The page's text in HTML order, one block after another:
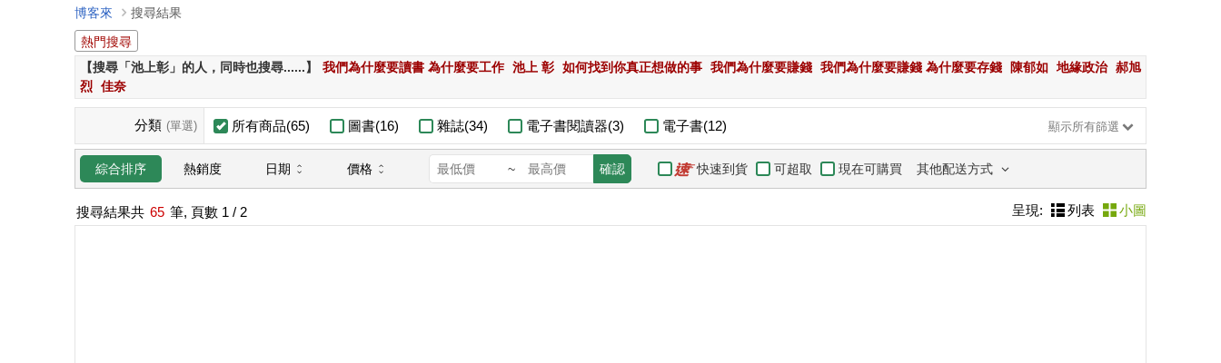
博客來
搜尋結果
熱門搜尋
【搜尋「池上彰」的人，同時也搜尋......】
我們為什麼要讀書 為什麼要工作 池上 彰 如何找到你真正想做的事 我們為什麼要賺錢 我們為什麼要賺錢 為什麼要存錢 陳郁如 地緣政治 郝旭
烈 佳奈
分類 (單選) 所有商品(65) 圖書(16) 雜誌(34) 電子書閱讀器(3) 電子書(12) 顯示所有篩選
綜合排序 熱銷度 日期 價格 ~ 確認 快速到貨 可超取 現在可購買 其他配送方式
搜尋結果共 65 筆, 頁數 1 / 2 呈現: 列表 小圖